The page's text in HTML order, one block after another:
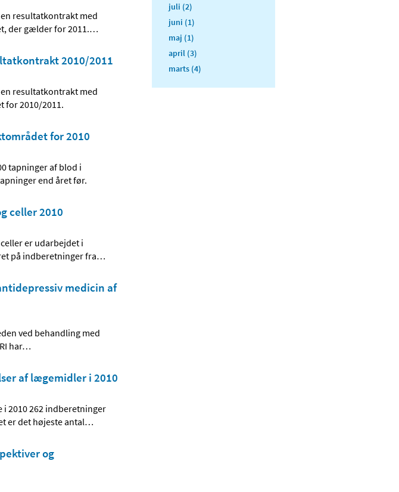
resultatkontrakt med
der gælder for 2011.…
2010/2011
resultatkontrakt med
for 2010/2011.
for 2010
tapninger af blod i
end året før.
celler 2010
er udarbejdet i
på indberetninger fra…
medicin af
ved behandling med
har…
af lægemidler i 2010
2010 262 indberetninger
er det højeste antal…
og
juli (2)
juni (1)
maj (1)
april (3)
marts (4)